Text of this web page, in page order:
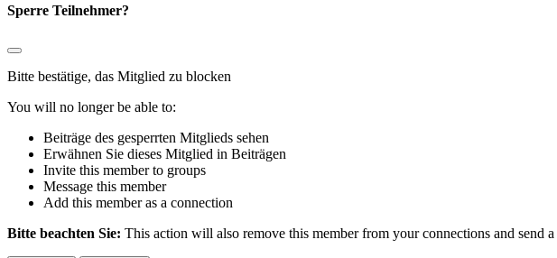
Sperre Teilnehmer?
Bitte bestätige, das Mitglied zu blocken
You will no longer be able to:
Beiträge des gesperrten Mitglieds sehen
Erwähnen Sie dieses Mitglied in Beiträgen
Invite this member to groups
Message this member
Add this member as a connection
Bitte beachten Sie: This action will also remove this member from your connections and send